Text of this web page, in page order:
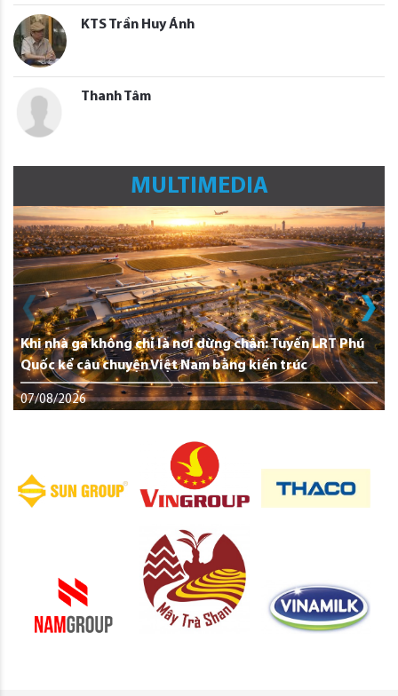
KTS Trần Huy Ánh
Thanh Tâm
MULTIMEDIA
Khi nhà ga không chỉ là nơi dừng chân: Tuyến LRT Phú
Quốc kể câu chuyện Việt Nam bằng kiến trúc
07/08/2026